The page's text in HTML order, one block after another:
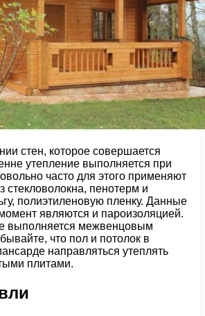
стен, которое совершается
утепление выполняется при
часто для этого применяют
стекловолокна, пенотерм и
полиэтиленовую пленку. Данные
являются и пароизоляцией.
выполняется межвенцовым
что пол и потолок в
направляться утеплять
плитами.